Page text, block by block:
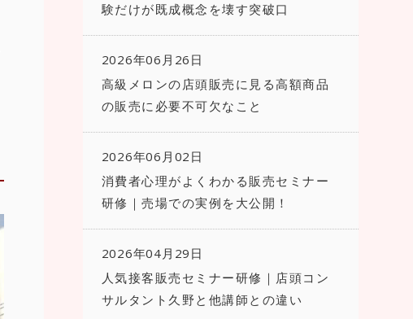
験だけが既成概念を壊す突破口
2026年06月26日
高級メロンの店頭販売に見る高額商品
の販売に必要不可欠なこと
2026年06月02日
消費者心理がよくわかる販売セミナー
研修｜売場での実例を大公開！
2026年04月29日
人気接客販売セミナー研修｜店頭コン
サルタント久野と他講師との違い